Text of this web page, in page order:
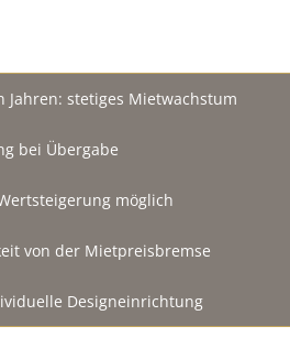
Jahren: stetiges Mietwachstum
bei Übergabe
möglich
von der Mietpreisbremse
Designeinrichtung